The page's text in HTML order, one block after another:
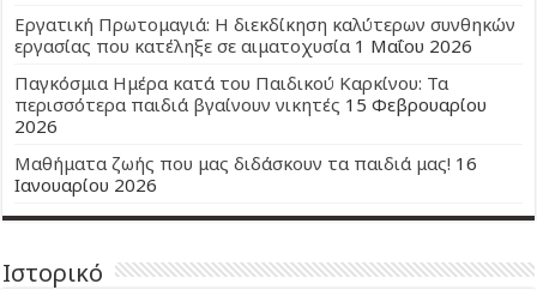
Εργατική Πρωτομαγιά: Η διεκδίκηση καλύτερων συνθηκών
εργασίας που κατέληξε σε αιματοχυσία 1 Μαΐου 2026
Παγκόσμια Ημέρα κατά του Παιδικού Καρκίνου: Τα
περισσότερα παιδιά βγαίνουν νικητές 15 Φεβρουαρίου
2026
Μαθήματα ζωής που μας διδάσκουν τα παιδιά μας! 16
Ιανουαρίου 2026
Ιστορικό